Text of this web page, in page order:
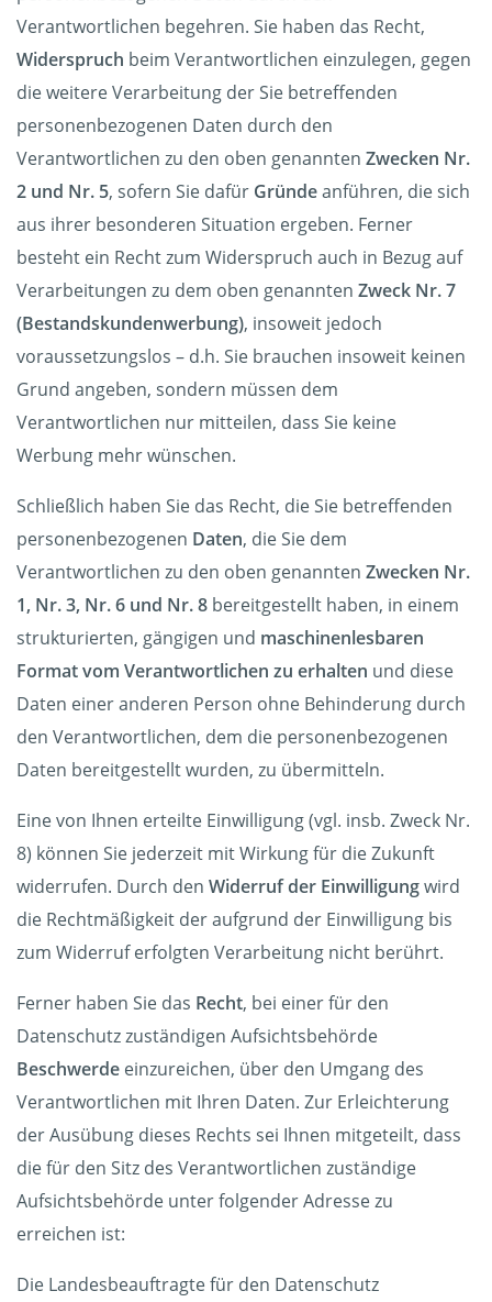
Verantwortlichen begehren. Sie haben das Recht,
Widerspruch beim Verantwortlichen einzulegen, gegen
die weitere Verarbeitung der Sie betreffenden
personenbezogenen Daten durch den
Verantwortlichen zu den oben genannten Zwecken Nr.
2 und Nr. 5, sofern Sie dafür Gründeanführen, die sich
aus ihrer besonderen Situation ergeben. Ferner
besteht ein Recht zum Widerspruch auch in Bezug auf
Verarbeitungen zu dem oben genannten Zweck Nr. 7
(Bestandskundenwerbung), insoweit jedoch
voraussetzungslos – d.h. Sie brauchen insoweit keinen
Grund angeben, sondern müssen dem
Verantwortlichen nur mitteilen, dass Sie keine
Werbung mehr wünschen.
Schließlich haben Sie das Recht, die Sie betreffenden
personenbezogenen Daten, die Sie dem
Verantwortlichen zu den oben genannten Zwecken Nr.
1, Nr. 3, Nr. 6 und Nr. 8 bereitgestellt haben, in einem
strukturierten, gängigen und maschinenlesbaren
Format vom Verantwortlichen zu erhalten und diese
Daten einer anderen Person ohne Behinderung durch
den Verantwortlichen, dem die personenbezogenen
Daten bereitgestellt wurden, zu übermitteln.
Eine von Ihnen erteilte Einwilligung (vgl. insb. Zweck Nr.
8) können Sie jederzeit mit Wirkung für die Zukunft
widerrufen. Durch den Widerruf der Einwilligungwird
die Rechtmäßigkeit der aufgrund der Einwilligung bis
zum Widerruf erfolgten Verarbeitung nicht berührt.
Ferner haben Sie das Recht, bei einer für den
Datenschutz zuständigen Aufsichtsbehörde
Beschwerde einzureichen, über den Umgang des
Verantwortlichen mit Ihren Daten. Zur Erleichterung
der Ausübung dieses Rechts sei Ihnen mitgeteilt, dass
die für den Sitz des Verantwortlichen zuständige
Aufsichtsbehörde unter folgender Adresse zu
erreichen ist:
Die Landesbeauftragte für den Datenschutz